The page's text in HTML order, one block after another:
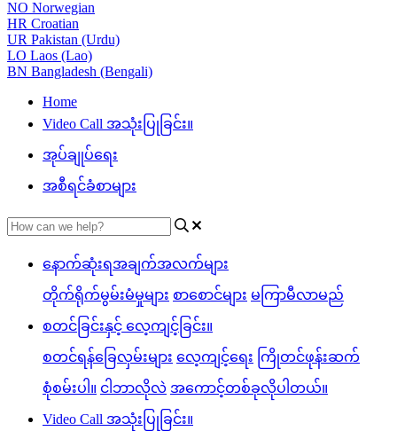
NO Norwegian
HR Croatian
UR Pakistan (Urdu)
LO Laos (Lao)
BN Bangladesh (Bengali)
Home
Video Call အသုံးပြုခြင်း။
အုပ်ချုပ်ရေး
အစီရင်ခံစာများ
နောက်ဆုံးရအချက်အလက်များ
တိုက်ရိုက်မွမ်းမံမှုများ စာစောင်များ မကြာမီလာမည်
စတင်ခြင်းနှင့် လေ့ကျင့်ခြင်း။
စတင်ရန်ခြေလှမ်းများ လေ့ကျင့်ရေး ကြိုတင်ဖုန်းဆက်
စုံစမ်းပါ။ ငါဘာလိုလဲ အကောင့်တစ်ခုလိုပါတယ်။
Video Call အသုံးပြုခြင်း။